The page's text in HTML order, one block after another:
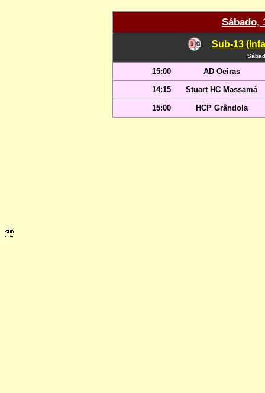
Sábado,
Sub-13
15:00 AD Oeiras
14:15 Stuart HC Massamá
15:00 HCP Grândola
